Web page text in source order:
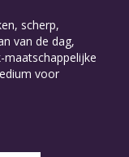
scherp,
van de dag,
maatschappelijke
voor